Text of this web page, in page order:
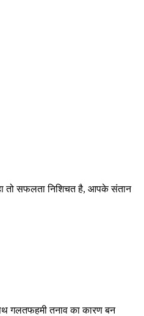
तो सफलता निशिचत है, आपके संतान
गलतफहमी तनाव का कारण बन